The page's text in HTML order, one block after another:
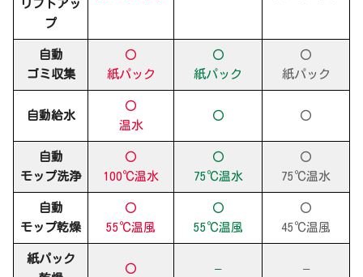
リフトアッ
プ
自動
ゴミ収集
〇
紙パック
〇
紙パック
〇
紙パック
自動給水
〇
温水
〇 〇
自動
モップ洗浄
〇
100℃温水
〇
75℃温水
〇
75℃温水
自動
モップ乾燥
〇
55℃温風
〇
55℃温風
〇
45℃温風
紙パック
〇 – –